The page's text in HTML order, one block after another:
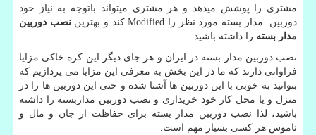
مشتری را پوشش میدهد و هر مشتری میتواند باتوجه به نیاز خود
دوربین مدار بسته مورد نظر را
Modifiedکند و بهتریننصب دوربین
مدار بسته را داشته باشید
نصب دوربین مدار بسته در ایران و هر جای دیگر این کره خاکی مزایا
فراوانی دارند که ما در این بخش به معرفی این مزایا می پردازیم که
بتوانید به خوبی با این دوربین ها آشنا شده و حتی این دوربین ها را در
منزل و یا محل کار خود خریداری و نصب دوربین مداربسته را داشته
باشید، لذا نصب دوربین مدار بسته برای حفاظت از جان و مال و
ناموس هر کسی بسیار مهم است.